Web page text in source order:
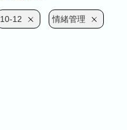
10-12 情緒管理